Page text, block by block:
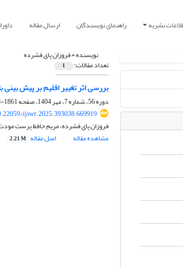
نشریه راهنمای نویسندگان ارسال مقاله
نویسنده =فروزان پای فشرده
تعداد مقالات: 1
بررسی اثر تغییر اقلیم بر پیش
دوره 56، شماره 7، مهر 1404، صفحه
1861-1878
ijswr.2025.393038.669919
فروزان پای فشرده، مریم حافظ پرست
مشاهده مقاله
اصل مقاله 2.21 M